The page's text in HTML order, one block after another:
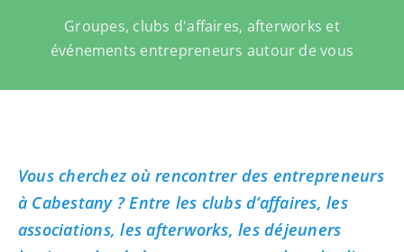
Groupes, clubs d'affaires, afterworks et
événements entrepreneurs autour de vous
Vous cherchez où rencontrer des entrepreneurs
à Cabestany ? Entre les clubs d’affaires, les
associations, les afterworks, les déjeuners